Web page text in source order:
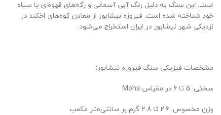
است. این سنگ به دلیل رنگ آبی آسمانی و رگه‌های قهوه‌ای یا سیاه
خود شناخته شده است. فیروزه نیشابور از معادن کوه‌های اخکند در
نزدیکی شهر نیشابور در ایران استخراج می‌شود.
مشخصات فیزیکی سنگ فیروزه نیشابور:
سختی: 5 تا 6 در مقیاس Mohs
وزن مخصوص: 2.6 تا 2.8 گرم بر سانتی‌متر مکعب